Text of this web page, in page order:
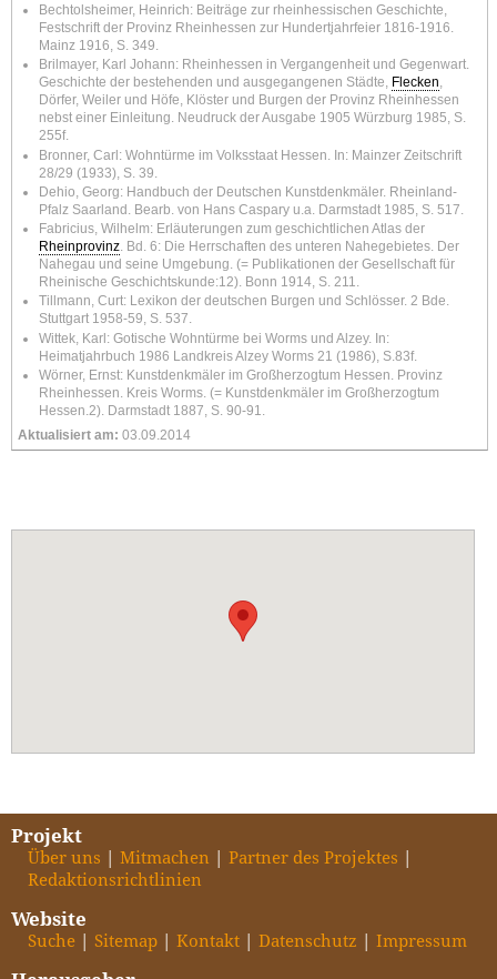
Bechtolsheimer, Heinrich: Beiträge zur rheinhessischen Geschichte,
Festschrift der Provinz Rheinhessen zur Hundertjahrfeier 1816-1916.
Mainz 1916, S. 349.
Brilmayer, Karl Johann: Rheinhessen in Vergangenheit und Gegenwart.
Geschichte der bestehenden und ausgegangenen Städte, Flecken,
Dörfer, Weiler und Höfe, Klöster und Burgen der Provinz Rheinhessen
nebst einer Einleitung. Neudruck der Ausgabe 1905 Würzburg 1985, S.
255f.
Bronner, Carl: Wohntürme im Volksstaat Hessen. In: Mainzer Zeitschrift
28/29 (1933), S. 39.
Dehio, Georg: Handbuch der Deutschen Kunstdenkmäler. Rheinland-
Pfalz Saarland. Bearb. von Hans Caspary u.a. Darmstadt 1985, S. 517.
Fabricius, Wilhelm: Erläuterungen zum geschichtlichen Atlas der
Rheinprovinz. Bd. 6: Die Herrschaften des unteren Nahegebietes. Der
Nahegau und seine Umgebung. (= Publikationen der Gesellschaft für
Rheinische Geschichtskunde:12). Bonn 1914, S. 211.
Tillmann, Curt: Lexikon der deutschen Burgen und Schlösser. 2 Bde.
Stuttgart 1958-59, S. 537.
Wittek, Karl: Gotische Wohntürme bei Worms und Alzey. In:
Heimatjahrbuch 1986 Landkreis Alzey Worms 21 (1986), S.83f.
Wörner, Ernst: Kunstdenkmäler im Großherzogtum Hessen. Provinz
Rheinhessen. Kreis Worms. (= Kunstdenkmäler im Großherzogtum
Hessen.2). Darmstadt 1887, S. 90-91.
Aktualisiert am: 03.09.2014
Projekt
Über uns Mitmachen
Partner des Projektes
Redaktionsrichtlinien
Website
Suche Sitemap Kontakt Datenschutz Impressum